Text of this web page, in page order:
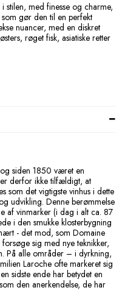
med finesse og charme,
gør den til en perfekt
nuancer, med en diskret
røget fisk, asiatiske retter
siden 1850 været en
derfor ikke tilfældigt, at
som det vigtigste vinhus i dette
udvikling. Denne berømmelse
af vinmarker (i dag i alt ca. 87
i den smukke klosterbygning
- det mod, som Domaine
sig med nye teknikker,
På alle områder – i dyrkning,
Laroche ofte markeret sig
sidste ende har betydet en
den anerkendelse, de har